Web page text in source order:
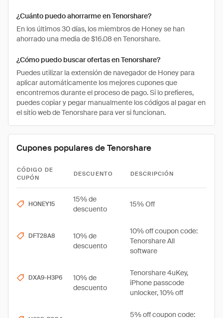
¿Cuánto puedo ahorrarme en Tenorshare?
En los últimos 30 días, los miembros de Honey se han
ahorrado una media de $16.08 en Tenorshare.
¿Cómo puedo buscar ofertas en Tenorshare?
Puedes utilizar la extensión de navegador de Honey para
aplicar automáticamente los mejores cupones que
encontremos durante el proceso de pago. Si lo prefieres,
puedes copiar y pegar manualmente los códigos al pagar en
el sitio web de Tenorshare para ver si funcionan.
Cupones populares de Tenorshare
CÓDIGO DE
CUPÓN
DESCUENTO DESCRIPCIÓN
HONEY15
15% de
descuento
15% Off
DFT28A8
10% de
descuento
10% off coupon code:
Tenorshare All
software
DXA9-H3P6
10% de
descuento
Tenorshare 4uKey,
iPhone passcode
unlocker, 10% off
5% off coupon code: